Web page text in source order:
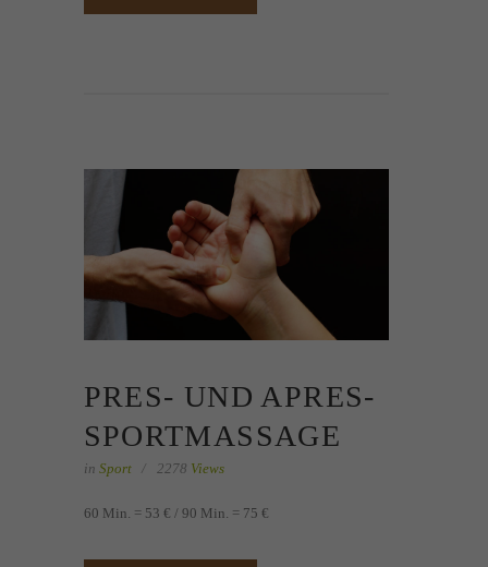
PRES- UND APRES-
SPORTMASSAGE
in Sport 2278 Views
60 Min. = 53 € / 90 Min. = 75 €